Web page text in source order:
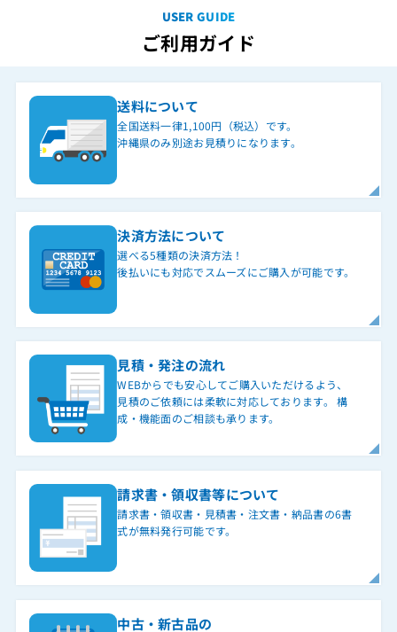
USER GUIDE
ご利用ガイド
送料について
全国送料一律1,100円（税込）です。
沖縄県のみ別途お見積りになります。
決済方法について
選べる5種類の決済方法！
後払いにも対応でスムーズにご購入が可能です。
見積・発注の流れ
WEBからでも安心してご購入いただけるよう、
見積のご依頼には柔軟に対応しております。 構
成・機能面のご相談も承ります。
請求書・領収書等について
請求書・領収書・見積書・注文書・納品書の6書
式が無料発行可能です。
中古・新古品の